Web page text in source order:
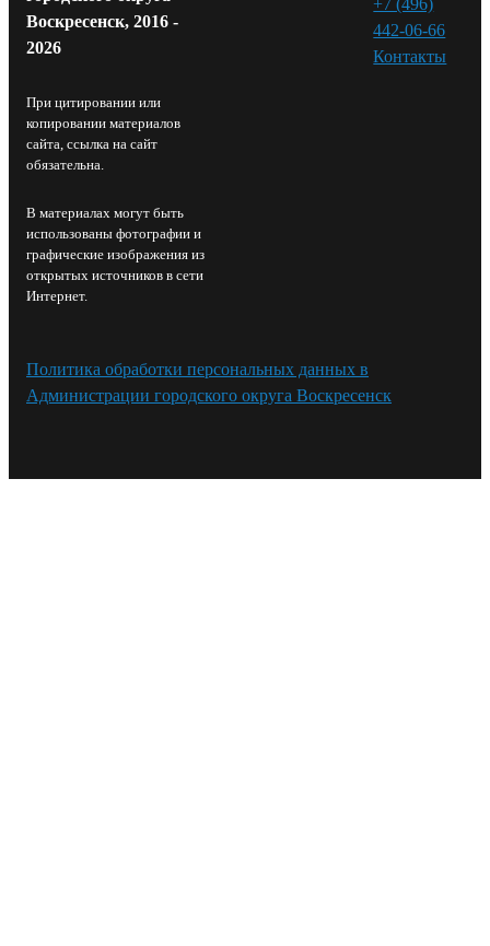
Воскресенск, 2016 -
2026
При цитировании или
копировании материалов
сайта, ссылка на сайт
обязательна.
В материалах могут быть
использованы фотографии и
графические изображения из
открытых источников в сети
Интернет.
442-06-66
Контакты⁠
Политика обработки персональных данных в
Администрации городского округа Воскресенск